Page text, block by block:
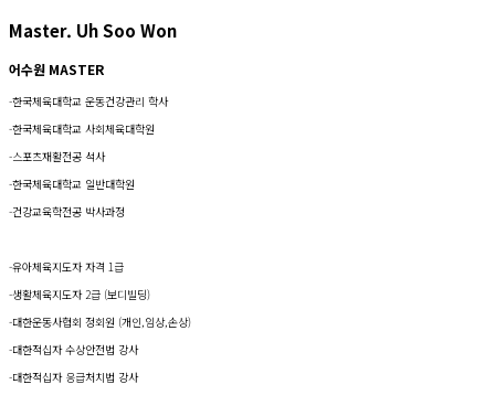
Master. Uh Soo Won
어수원 MASTER
-한국체육대학교 운동건강관리 학사
-한국체육대학교 사회체육대학원
-스포츠재활전공 석사
-한국체육대학교 일반대학원
-건강교육학전공 박사과정
-유아체육지도자 자격 1급
-생활체육지도자 2급 (보디빌딩)
-대한운동사협회 정회원 (개인,임상,손상)
-대한적십자 수상안전법 강사
-대한적십자 응급처치법 강사